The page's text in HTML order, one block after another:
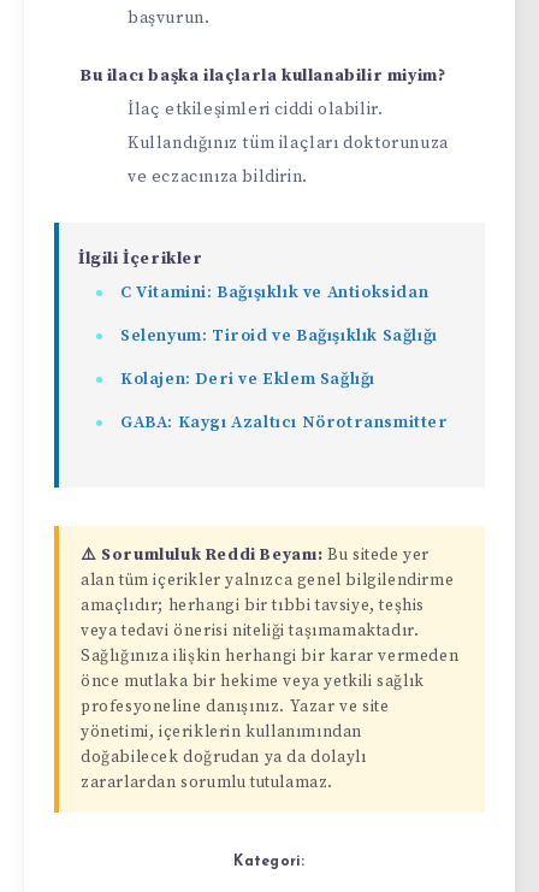
başvurun.
Bu ilacı başka ilaçlarla kullanabilir miyim?
İlaç etkileşimleri ciddi olabilir.
Kullandığınız tüm ilaçları doktorunuza
ve eczacınıza bildirin.
İlgili İçerikler
C Vitamini: Bağışıklık ve Antioksidan
Selenyum: Tiroid ve Bağışıklık Sağlığı
Kolajen: Deri ve Eklem Sağlığı
GABA: Kaygı Azaltıcı Nörotransmitter
⚠️ Sorumluluk Reddi Beyanı: Bu sitede yer
alan tüm içerikler yalnızca genel bilgilendirme
amaçlıdır; herhangi bir tıbbi tavsiye, teşhis
veya tedavi önerisi niteliği taşımamaktadır.
Sağlığınıza ilişkin herhangi bir karar vermeden
önce mutlaka bir hekime veya yetkili sağlık
profesyoneline danışınız. Yazar ve site
yönetimi, içeriklerin kullanımından
doğabilecek doğrudan ya da dolaylı
zararlardan sorumlu tutulamaz.
Kategori: